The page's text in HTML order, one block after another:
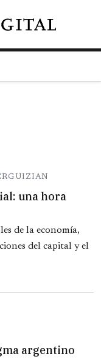
principal
una hora
de la economía,
del capital y el
argentino